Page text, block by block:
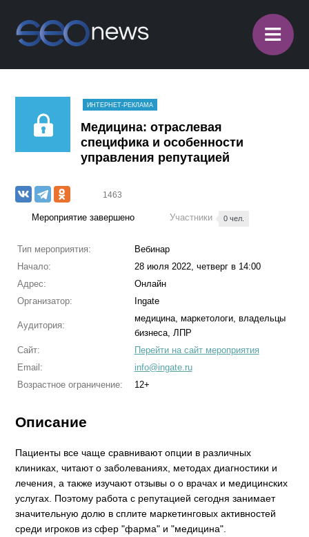
≡
ИНТЕРНЕТ-РЕКЛАМА
Медицина: отраслевая
специфика и особенности
управления репутацией
1463
Мероприятие завершено Участники 0 чел.
Тип мероприятия:
Вебинар
Начало:
28 июля 2022, четверг в 14:00
Адрес:
Онлайн
Организатор:
Ingate
Аудитория:
медицина, маркетологи, владельцы
бизнеса, ЛПР
Сайт:
Перейти на сайт мероприятия
Email:
info@ingate.ru
Возрастное ограничение:
12+
Описание
Пациенты все чаще сравнивают опции в различных
клиниках, читают о заболеваниях, методах диагностики и
лечения, а также изучают отзывы о о врачах и медицинских
услугах. Поэтому работа с репутацией сегодня занимает
значительную долю в сплите маркетинговых активностей
среди игроков из сфер "фарма" и "медицина".